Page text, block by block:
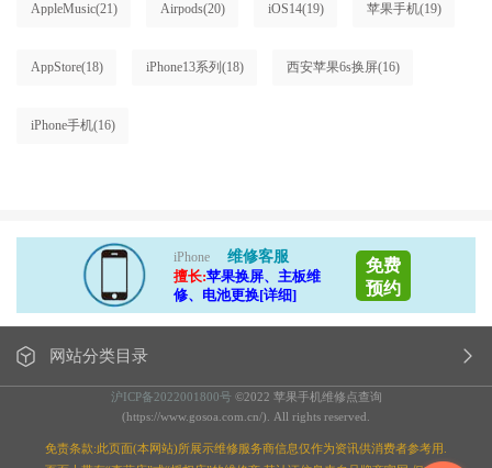
AppleMusic(21) Airpods(20) iOS14(19) 苹果手机(19)
AppStore(18) iPhone13系列 (18) 西安苹果6s换屏(16)
iPhone手机(16)
iPhone
维修客服
擅长:苹果换屏、主板维
修、电池更换[详细]
免费
预约
网站分类目录
沪ICP备2022001800号 ©2022 苹果手机维修点查询
(https://www.gosoa.com.cn/). All rights reserved.
免责条款:此页面(本网站)所展示维修服务商信息仅作为资讯供消费者参考用.